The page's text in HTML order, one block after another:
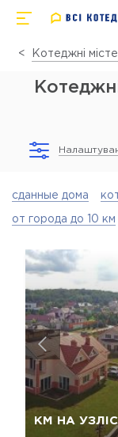
Котеджні
сданные дома
от города до 10 км
КМ НА